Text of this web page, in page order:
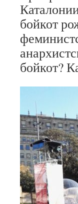
бойкот
бойкот?